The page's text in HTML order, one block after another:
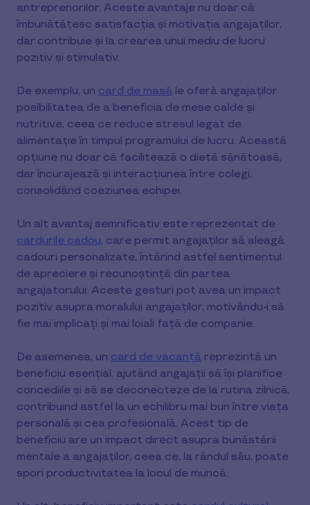
antreprenorilor. Aceste avantaje nu doar că
îmbunătățesc satisfacția și motivația angajaților,
dar contribuie și la crearea unui mediu de lucru
pozitiv și stimulativ.
De exemplu, un card de masă le oferă angajaților
posibilitatea de a beneficia de mese calde și
nutritive, ceea ce reduce stresul legat de
alimentație în timpul programului de lucru. Această
opțiune nu doar că facilitează o dietă sănătoasă,
dar încurajează și interacțiunea între colegi,
consolidând coeziunea echipei.
Un alt avantaj semnificativ este reprezentat de
cardurile cadou, care permit angajaților să aleagă
cadouri personalizate, întărind astfel sentimentul
de apreciere și recunoștință din partea
angajatorului. Aceste gesturi pot avea un impact
pozitiv asupra moralului angajaților, motivându-i să
fie mai implicați și mai loiali față de companie.
De asemenea, un card de vacanță reprezintă un
beneficiu esențial, ajutând angajații să își planifice
concediile și să se deconecteze de la rutina zilnică,
contribuind astfel la un echilibru mai bun între viața
personală și cea profesională. Acest tip de
beneficiu are un impact direct asupra bunăstării
mentale a angajaților, ceea ce, la rândul său, poate
spori productivitatea la locul de muncă.